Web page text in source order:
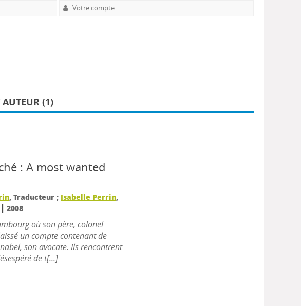
Votre compte
AUTEUR (1)
: A most wanted
, Traducteur ; Isabelle Perrin,
|2008
où son père, colonel
un compte contenant de
son avocate. Ils rencontrent
de t[...]